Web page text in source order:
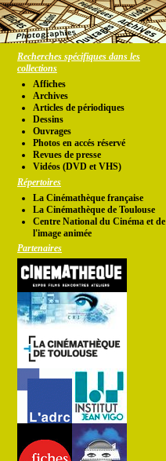
Recherches spécifiques dans les
collections
Affiches
Archives
Articles de périodiques
Dessins
Ouvrages
Photos en accés réservé
Revues de presse
Vidéos (DVD et VHS)
Répertoires
La Cinémathèque française
La Cinémathèque de Toulouse
Centre National du Cinéma et de
l'image animée
Partenaires